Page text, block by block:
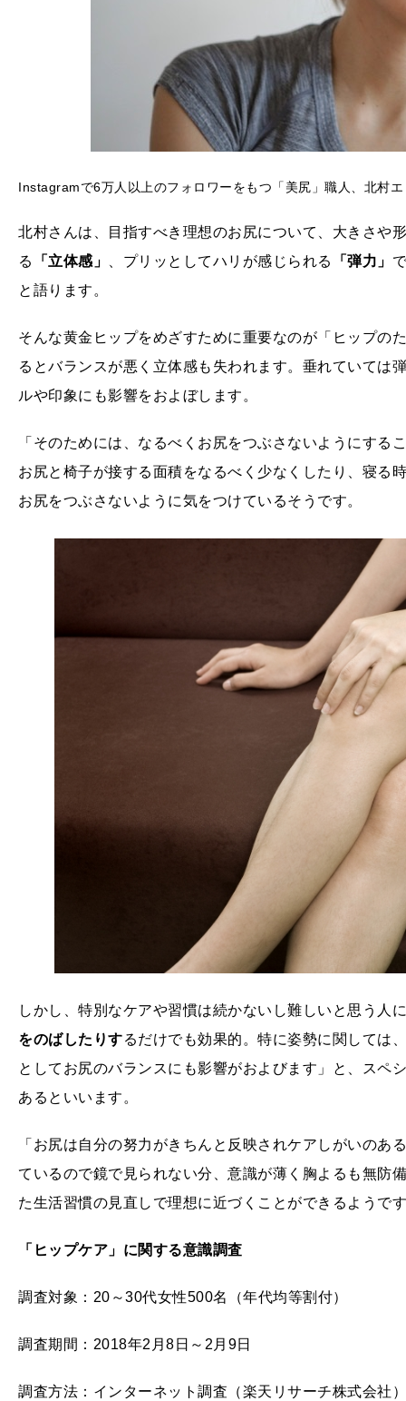
Instagramで6万人以上のフォロワーをもつ「美尻」職人、北村
北村さんは、目指すべき理想のお尻について、大きさや
る
「立体感」 、プリッとしてハリが感じられる 「弾力」
と語ります。
そんな黄金ヒップをめざすために重要なのが「ヒップの
るとバランスが悪く立体感も失われます。垂れていては
ルや印象にも影響をおよぼします。
「そのためには、なるべくお尻をつぶさないようにす
お尻と椅子が接する面積をなるべく少なくしたり、寝る
お尻をつぶさないように気をつけているそうです。
しかし、特別なケアや習慣は続かないし難しいと思う人
をのばしたりするだけでも効果的。特に姿勢に関しては
としてお尻のバランスにも影響がおよびます」と、スペ
あるといいます。
「お尻は自分の努力がきちんと反映されケアしがいの
ているので鏡で見られない分、意識が薄く胸よるも無防
た生活習慣の見直しで理想に近づくことができるようで
「ヒップケア」に関する意識調査
調査対象：20～30代女性500名（年代均等割付）
調査期間：2018年2月8日～2月9日
調査方法：インターネット調査（楽天リサーチ株式会社）